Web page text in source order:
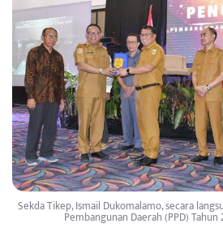
Sekda Tikep, Ismail Dukomalamo, secara
Pembangunan Daerah (PPD) Tahun